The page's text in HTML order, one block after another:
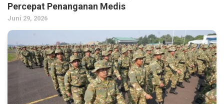
Percepat Penanganan Medis
Juni 29, 2026